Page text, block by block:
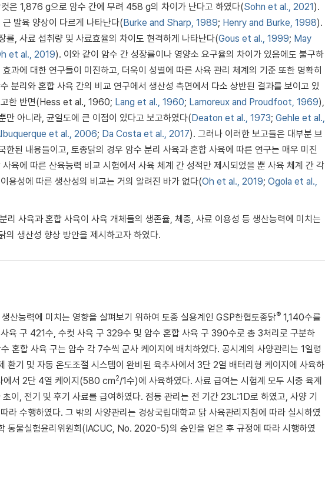
은 1,876 g으로 암수 간에 무려 458 g의 차이가 난다고 하였다(Sohn et al., 2021).
발육 양상이 다르게 나타난다(Burke and Sharp, 1989; Henry and Burke, 1998).
률, 사료 섭취량 및 사료효율의 차이도 현격하게 나타난다(Gous et al., 1999; May
et al., 2019). 이와 같이 암수 간 성장률이나 영양소 요구율의 차이가 있음에도 불구하
과에 대한 연구들이 미진하고, 더욱이 성별에 따른 사육 관리 체계의 기준 또한 명확히
분리와 혼합 사육 간의 비교 연구에서 생산성 측면에서 다소 상반된 결과를 보이고 있
고한 반면(Hess et al., 1960; Lang et al., 1960; Lamoreux and Proudfoot, 1969),
만 아니라, 균일도에 큰 이점이 있다고 보고하였다(Deaton et al., 1973; Gehle et al.,
et al., 2006; Da Costa et al., 2017). 그러나 이러한 보고들은 대부분 브
한된 내용들이고, 토종닭의 경우 암수 분리 사육과 혼합 사육에 따른 연구는 매우 미진
육에 따른 산육능력 비교 시험에서 사육 체계 간 성적만 제시되었을 뿐 사육 체계 간 각
용성에 따른 생산성의 비교는 거의 알려진 바가 없다(Oh et al., 2019; Ogola et al.,
리 사육과 혼합 사육이 사육 개체들의 생존율, 체중, 사료 이용성 등 생산능력에 미치는
의 생산성 향상 방안을 제시하고자 하였다.
산능력에 미치는 영향을 살펴보기 위하여 토종 실용계인 GSP한협토종닭® 1,140수를
육 구 421수, 수컷 사육 구 329수 및 암수 혼합 사육 구 390수로 총 3처리로 구분하
혼합 사육 구는 암수 각 7수씩 군사 케이지에 배치하였다. 공시계의 사양관리는 1일령
환기 및 자동 온도조절 시스템이 완비된 육추사에서 3단 2열 배터리형 케이지에 사육하
에서 2단 4열 케이지(580 cm2/1수)에 사육하였다. 사료 급여는 시험계 모두 시중 육계
이, 전기 및 후기 사료를 급여하였다. 점등 관리는 전 기간 23L:1D로 하였고, 사양 기
라 수행하였다. 그 밖의 사양관리는 경상국립대학교 닭 사육관리지침에 따라 실시하였
동물실험윤리위원회(IACUC, No. 2020-5)의 승인을 얻은 후 규정에 따라 시행하였